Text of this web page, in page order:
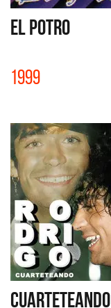
EL POTRO
1999
CUARTETEANDO